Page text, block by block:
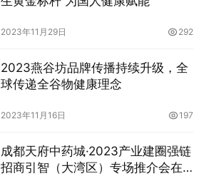
2023年11月29日 292
2023燕谷坊品牌传播持续升级，全
球传递全谷物健康理念
2023年11月16日 197
成都天府中药城·2023产业建圈强链
招商引智（大湾区）专场推介会在